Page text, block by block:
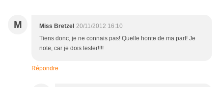
M Miss Bretzel 20/11/2012 16:10
Tiens donc, je ne connais pas! Quelle honte de ma part! Je
note, car je dois tester!!!!
Répondre